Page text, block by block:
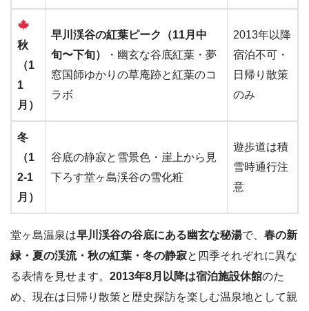
秋
（1
1
月）
早川渓谷の紅葉ピーク（11月中
旬〜下旬）
・幽玄な谷底紅葉・夢
窓国師ゆかりの草庵跡と紅葉のコ
ラボ
2013年以降
宿泊不可・
日帰り散策
のみ
冬
（1
2-1
月）
谷底の静寂と雪景色・崖上から見
下ろす堂ヶ島渓谷の雪化粧
遊歩道は積
雪時通行注
意
堂ヶ島温泉は早川渓谷の谷底にある幽玄な秘湯で、 春の新
緑・夏の渓流・秋の紅葉・冬の静寂と四季それぞれに異な
る表情を見せます。 2013年8月以降は宿泊施設休館のた
め、現在は日帰り散策と歴史探訪を楽しむ温泉地として親